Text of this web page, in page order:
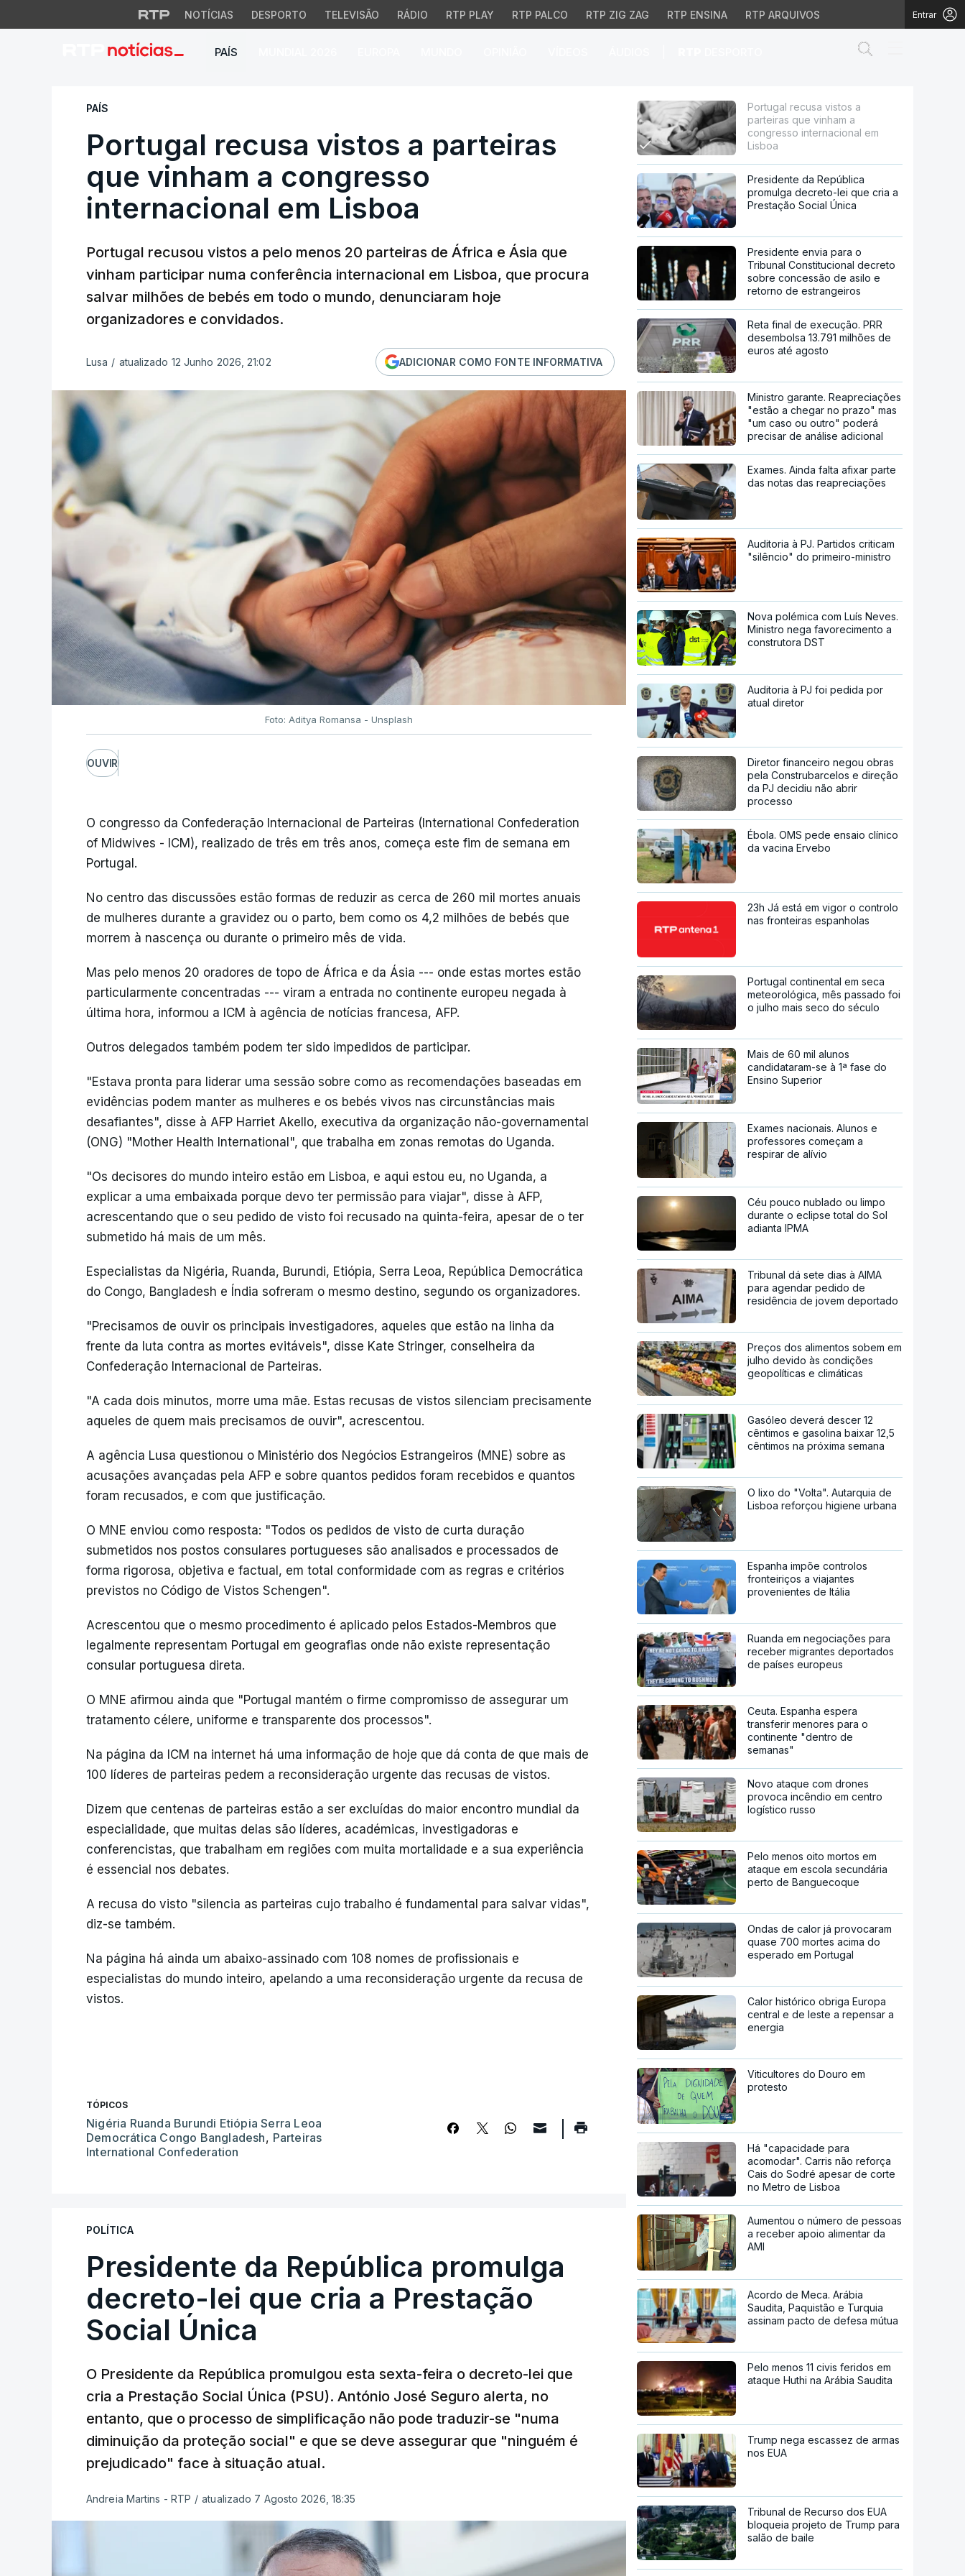
NOTÍCIAS DESPORTO TELEVISÃO RÁDIO RTP PLAY RTP PALCO RTP ZIG ZAG RTP ENSINA RTP ARQUIVOS Entrar
PAÍS
Portugal recusa vistos a parteiras que vinham a congresso
PAÍS
Portugal recusa vistos a parteiras
que vinham a congresso
internacional em Lisboa
Portugal recusou vistos a pelo menos 20 parteiras de África e Ásia que
vinham participar numa conferência internacional em Lisboa, que procura
salvar milhões de bebés em todo o mundo, denunciaram hoje
organizadores e convidados.
Lusa / atualizado 12 Junho 2026, 21:02 ADICIONAR COMO FONTE INFORMATIVA
Foto: Aditya Romansa - Unsplash
OUVIR
O congresso da Confederação Internacional de Parteiras (International Confederation
of Midwives - ICM), realizado de três em três anos, começa este fim de semana em
Portugal.
No centro das discussões estão formas de reduzir as cerca de 260 mil mortes anuais
de mulheres durante a gravidez ou o parto, bem como os 4,2 milhões de bebés que
morrem à nascença ou durante o primeiro mês de vida.
Mas pelo menos 20 oradores de topo de África e da Ásia --- onde estas mortes estão
particularmente concentradas --- viram a entrada no continente europeu negada à
última hora, informou a ICM à agência de notícias francesa, AFP.
Outros delegados também podem ter sido impedidos de participar.
"Estava pronta para liderar uma sessão sobre como as recomendações baseadas em
evidências podem manter as mulheres e os bebés vivos nas circunstâncias mais
desafiantes", disse à AFP Harriet Akello, executiva da organização não-governamental
(ONG) "Mother Health International", que trabalha em zonas remotas do Uganda.
"Os decisores do mundo inteiro estão em Lisboa, e aqui estou eu, no Uganda, a
explicar a uma embaixada porque devo ter permissão para viajar", disse à AFP,
acrescentando que o seu pedido de visto foi recusado na quinta-feira, apesar de o ter
submetido há mais de um mês.
Especialistas da Nigéria, Ruanda, Burundi, Etiópia, Serra Leoa, República Democrática
do Congo, Bangladesh e Índia sofreram o mesmo destino, segundo os organizadores.
"Precisamos de ouvir os principais investigadores, aqueles que estão na linha da
frente da luta contra as mortes evitáveis", disse Kate Stringer, conselheira da
Confederação Internacional de Parteiras.
"A cada dois minutos, morre uma mãe. Estas recusas de vistos silenciam precisamente
aqueles de quem mais precisamos de ouvir", acrescentou.
A agência Lusa questionou o Ministério dos Negócios Estrangeiros (MNE) sobre as
acusações avançadas pela AFP e sobre quantos pedidos foram recebidos e quantos
foram recusados, e com que justificação.
O MNE enviou como resposta: "Todos os pedidos de visto de curta duração
submetidos nos postos consulares portugueses são analisados e processados de
forma rigorosa, objetiva e factual, em total conformidade com as regras e critérios
previstos no Código de Vistos Schengen".
Acrescentou que o mesmo procedimento é aplicado pelos Estados-Membros que
legalmente representam Portugal em geografias onde não existe representação
consular portuguesa direta.
O MNE afirmou ainda que "Portugal mantém o firme compromisso de assegurar um
tratamento célere, uniforme e transparente dos processos".
Na página da ICM na internet há uma informação de hoje que dá conta de que mais de
100 líderes de parteiras pedem a reconsideração urgente das recusas de vistos.
Dizem que centenas de parteiras estão a ser excluídas do maior encontro mundial da
especialidade, que muitas delas são líderes, académicas, investigadoras e
conferencistas, que trabalham em regiões com muita mortalidade e a sua experiência
é essencial nos debates.
A recusa do visto "silencia as parteiras cujo trabalho é fundamental para salvar vidas",
diz-se também.
Na página há ainda um abaixo-assinado com 108 nomes de profissionais e
especialistas do mundo inteiro, apelando a uma reconsideração urgente da recusa de
vistos.
TÓPICOS
Nigéria Ruanda Burundi Etiópia Serra Leoa
Democrática Congo Bangladesh, Parteiras
International Confederation
POLÍTICA
Presidente da República promulga
decreto-lei que cria a Prestação
Social Única
O Presidente da República promulgou esta sexta-feira o decreto-lei que
cria a Prestação Social Única (PSU). António José Seguro alerta, no
entanto, que o processo de simplificação não pode traduzir-se "numa
diminuição da proteção social" e que se deve assegurar que "ninguém é
prejudicado" face à situação atual.
Andreia Martins - RTP / atualizado 7 Agosto 2026, 18:35
Portugal recusa vistos a
parteiras que vinham a
congresso internacional em
Lisboa
Presidente da República
promulga decreto-lei que cria a
Prestação Social Única
Presidente envia para o
Tribunal Constitucional decreto
sobre concessão de asilo e
retorno de estrangeiros
Reta final de execução. PRR
desembolsa 13.791 milhões de
euros até agosto
Ministro garante. Reapreciações
"estão a chegar no prazo" mas
"um caso ou outro" poderá
precisar de análise adicional
Exames. Ainda falta afixar parte
das notas das reapreciações
Auditoria à PJ. Partidos criticam
"silêncio" do primeiro-ministro
Nova polémica com Luís Neves.
Ministro nega favorecimento a
construtora DST
Auditoria à PJ foi pedida por
atual diretor
Diretor financeiro negou obras
pela Construbarcelos e direção
da PJ decidiu não abrir
processo
Ébola. OMS pede ensaio clínico
da vacina Ervebo
23h Já está em vigor o controlo
nas fronteiras espanholas
Portugal continental em seca
meteorológica, mês passado foi
o julho mais seco do século
Mais de 60 mil alunos
candidataram-se à 1ª fase do
Ensino Superior
Exames nacionais. Alunos e
professores começam a
respirar de alívio
Céu pouco nublado ou limpo
durante o eclipse total do Sol
adianta IPMA
Tribunal dá sete dias à AIMA
para agendar pedido de
residência de jovem deportado
Preços dos alimentos sobem em
julho devido às condições
geopolíticas e climáticas
Gasóleo deverá descer 12
cêntimos e gasolina baixar 12,5
cêntimos na próxima semana
O lixo do "Volta". Autarquia de
Lisboa reforçou higiene urbana
Espanha impõe controlos
fronteiriços a viajantes
provenientes de Itália
Ruanda em negociações para
receber migrantes deportados
de países europeus
Ceuta. Espanha espera
transferir menores para o
continente "dentro de
semanas"
Novo ataque com drones
provoca incêndio em centro
logístico russo
Pelo menos oito mortos em
ataque em escola secundária
perto de Banguecoque
Ondas de calor já provocaram
quase 700 mortes acima do
esperado em Portugal
Calor histórico obriga Europa
central e de leste a repensar a
energia
Viticultores do Douro em
protesto
Há "capacidade para
acomodar". Carris não reforça
Cais do Sodré apesar de corte
no Metro de Lisboa
Aumentou o número de pessoas
a receber apoio alimentar da
AMI
Acordo de Meca. Arábia
Saudita, Paquistão e Turquia
assinam pacto de defesa mútua
Pelo menos 11 civis feridos em
ataque Huthi na Arábia Saudita
Trump nega escassez de armas
nos EUA
Tribunal de Recurso dos EUA
bloqueia projeto de Trump para
salão de baile